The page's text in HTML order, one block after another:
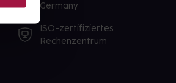
Germany
ISO-zertifiziertes
Rechenzentrum